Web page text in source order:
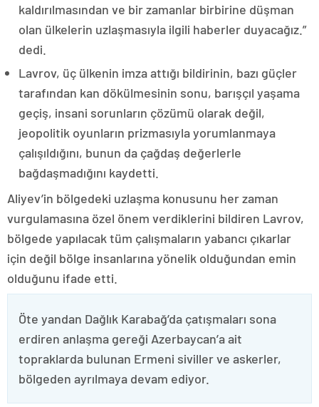
kaldırılmasından ve bir zamanlar birbirine düşman
olan ülkelerin uzlaşmasıyla ilgili haberler duyacağız.”
dedi.
Lavrov, üç ülkenin imza attığı bildirinin, bazı güçler
tarafından kan dökülmesinin sonu, barışçıl yaşama
geçiş, insani sorunların çözümü olarak değil,
jeopolitik oyunların prizmasıyla yorumlanmaya
çalışıldığını, bunun da çağdaş değerlerle
bağdaşmadığını kaydetti.
Aliyev’in bölgedeki uzlaşma konusunu her zaman
vurgulamasına özel önem verdiklerini bildiren Lavrov,
bölgede yapılacak tüm çalışmaların yabancı çıkarlar
için değil bölge insanlarına yönelik olduğundan emin
olduğunu ifade etti.
Öte yandan Dağlık Karabağ’da çatışmaları sona
erdiren anlaşma gereği Azerbaycan’a ait
topraklarda bulunan Ermeni siviller ve askerler,
bölgeden ayrılmaya devam ediyor.